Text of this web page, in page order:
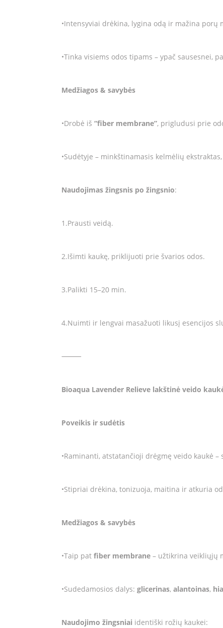
•Intensyviai drėkina, lygina odą ir mažina
•Tinka visiems odos tipams – ypač sausesnei,
Medžiagos & savybės
•Drobė iš “fiber membrane”, prigludusi prie
•Sudėtyje – minkštinamasis kelmėlių
Naudojimas žingsnis po žingsnio:
1.Prausti veidą.
2.Išimti kaukę, priklijuoti prie švarios odos.
3.Palikti 15–20 min.
4.Nuimti ir lengvai masažuoti likusį esencijos
⸻
Bioaqua Lavender Relieve lakštinė veido
Poveikis ir sudėtis
•Raminanti, atstatančioji drėgmę veido kaukė –
•Stipriai drėkina, tonizuoja, maitina ir atkuria
Medžiagos & savybės
•Taip pat fiber membrane – užtikrina veikliųjų
•Sudedamosios dalys: glicerinas, alantoinas,
Naudojimo žingsniai identiški rožių kaukei: